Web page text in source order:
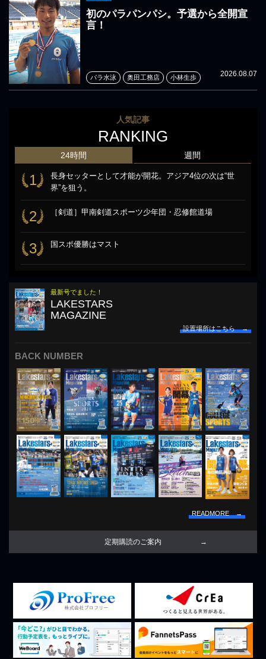
初のパラパンパシ。予選から全開宣
言！
2026.08.07
パラ水泳 奥田工務店 小林生歩
人気記事
RANKING
24時間
1
長身セッターとして才能が開花。アジア4位の次は“世
界”を狙う。
2 ［剣道］甲南剣道スポーツ少年団・忍修館道場
3 国スポ優勝はマスト
週間
最新号でました！
LAKESTARS
MAGAZINE
設置場所はこちら →
BACK NUMBER
READMORE →
定期購読のご案内